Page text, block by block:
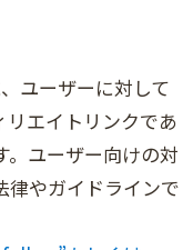
ユーザーに対して
リエイトリンクであ
。ユーザー向けの対
律やガイドラインで